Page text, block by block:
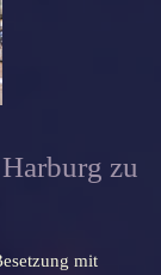
zu
mit